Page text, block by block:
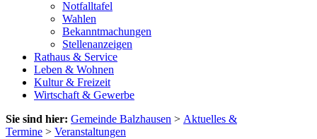
Notfalltafel
Wahlen
Bekanntmachungen
Stellenanzeigen
Rathaus & Service
Leben & Wohnen
Kultur & Freizeit
Wirtschaft & Gewerbe
Sie sind hier: Gemeinde Balzhausen > Aktuelles &
Termine > Veranstaltungen